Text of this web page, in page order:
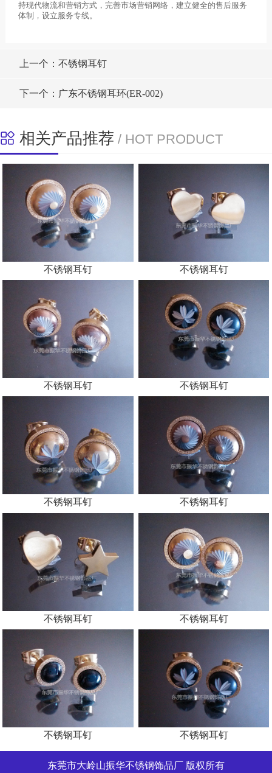
持现代物流和营销方式，完善市场营销网络，建立健全的售后服务
体制，设立服务专线。
上一个：不锈钢耳钉
下一个：广东不锈钢耳环(ER-002)
相关产品推荐 / HOT PRODUCT
不锈钢耳钉 不锈钢耳钉
不锈钢耳钉 不锈钢耳钉
不锈钢耳钉 不锈钢耳钉
不锈钢耳钉 不锈钢耳钉
不锈钢耳钉 不锈钢耳钉
东莞市大岭山振华不锈钢饰品厂 版权所有